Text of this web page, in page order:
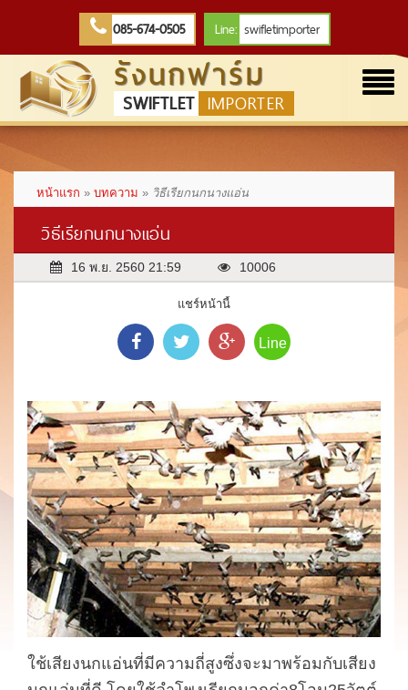
085-674-0505 Line: swifletimporter
รังนกฟาร์ม
SWIFTLET IMPORTER
หน้าแรก » บทความ » วิธีเรียกนกนางแอ่น
วิธีเรียกนกนางแอ่น
16 พ.ย. 2560 21:59 10006
แชร์หน้านี้
Line
ใช้เสียงนกแอ่นที่มีความถี่สูงซึ่งจะมาพร้อมกับเสียง